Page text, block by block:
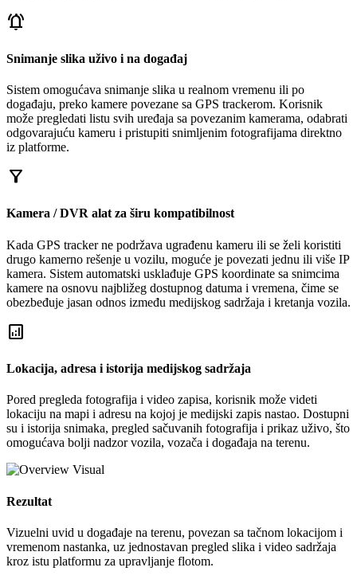
notifications_active
Snimanje slika uživo i na događaj
Sistem omogućava snimanje slika u realnom vremenu ili po
događaju, preko kamere povezane sa GPS trackerom. Korisnik
može pregledati listu svih uređaja sa povezanim kamerama, odabrati
odgovarajuću kameru i pristupiti snimljenim fotografijama direktno
iz platforme.
filter_alt
Kamera / DVR alat za širu kompatibilnost
Kada GPS tracker ne podržava ugrađenu kameru ili se želi koristiti
drugo kamerno rešenje u vozilu, moguće je povezati jednu ili više IP
kamera. Sistem automatski usklađuje GPS koordinate sa snimcima
kamere na osnovu najbližeg dostupnog datuma i vremena, čime se
obezbeđuje jasan odnos između medijskog sadržaja i kretanja vozila.
analytics
Lokacija, adresa i istorija medijskog sadržaja
Pored pregleda fotografija i video zapisa, korisnik može videti
lokaciju na mapi i adresu na kojoj je medijski zapis nastao. Dostupni
su i istorija snimaka, pregled sačuvanih fotografija i prikaz uživo, što
omogućava bolji nadzor vozila, vozača i događaja na terenu.
Rezultat
Vizuelni uvid u događaje na terenu, povezan sa tačnom lokacijom i
vremenom nastanka, uz jednostavan pregled slika i video sadržaja
kroz istu platformu za upravljanje flotom.